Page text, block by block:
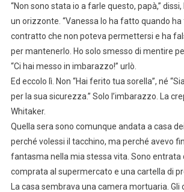
“Non sono stata io a farle questo, papà,”
un orizzonte. “Vanessa lo ha fatto quando
contratto che non poteva permettersi e ha
per mantenerlo. Ho solo smesso di mentire
“Ci hai messo in imbarazzo!” urlò.
Ed eccolo lì. Non “Hai ferito tua sorella”, né
per la sua sicurezza.” Solo l’imbarazzo. La
Whitaker.
Quella sera sono comunque andata a casa
perché volessi il tacchino, ma perché avevo
fantasma nella mia stessa vita. Sono entrata
comprata al supermercato e una cartella di
La casa sembrava una camera mortuaria. Gli